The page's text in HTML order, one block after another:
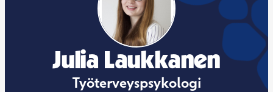
Julia Laukkanen
Työterveyspsykologi